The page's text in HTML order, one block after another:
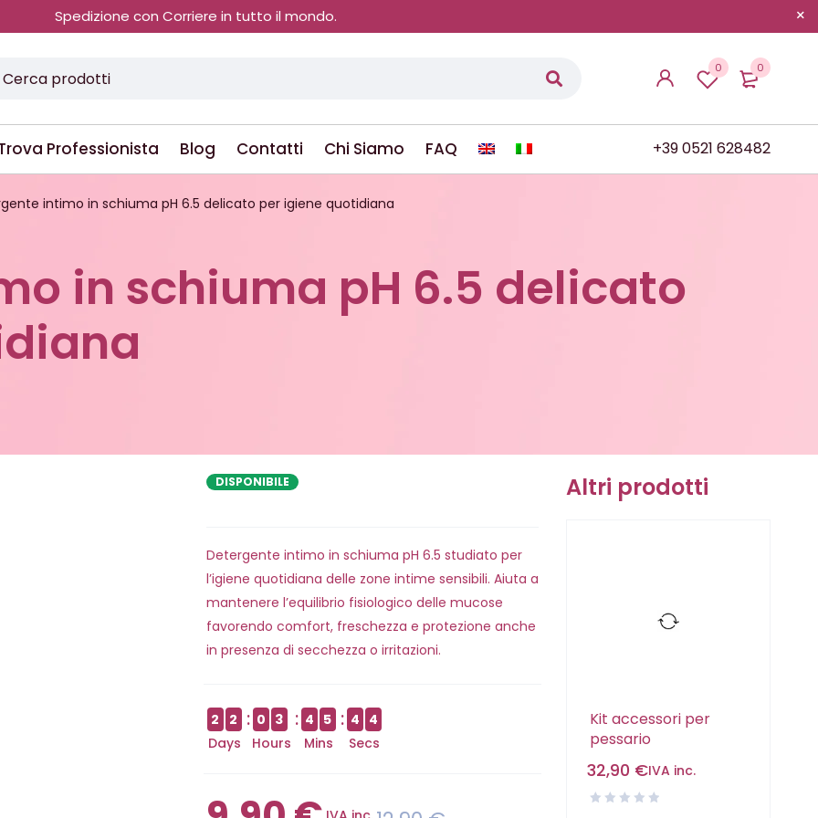
Spedizione con Corriere in tutto il mondo.
0
0
Professionista Blog Contatti Chi Siamo FAQ +39 0521 628482
intimo in schiuma pH 6.5 delicato per igiene quotidiana
in schiuma pH 6.5 delicato
DISPONIBILE
Detergente intimo in schiuma pH 6.5 studiato per
l’igiene quotidiana delle zone intime sensibili. Aiuta a
mantenere l’equilibrio fisiologico delle mucose
favorendo comfort, freschezza e protezione anche
in presenza di secchezza o irritazioni.
2
2
Days
0 3
Hours
4 5
Mins
4 4
Secs
Altri prodotti
Kit accessori per
pessario
32,90 €IVA inc.